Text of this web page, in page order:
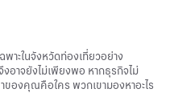
าะในจังหวัดท่องเที่ยวอย่าง
อาจยังไม่เพียงพอ หากธุรกิจไม่
ของคุณคือใคร พวกเขามองหาอะไร